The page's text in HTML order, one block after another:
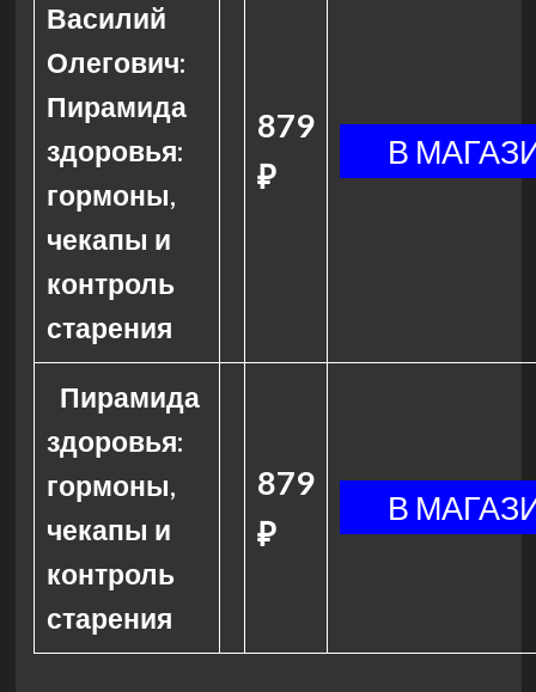
Василий
Олегович:
Пирамида
здоровья:
гормоны,
чекапы и
контроль
старения
879
₽
Пирамида
здоровья:
гормоны,
чекапы и
контроль
старения
879
₽